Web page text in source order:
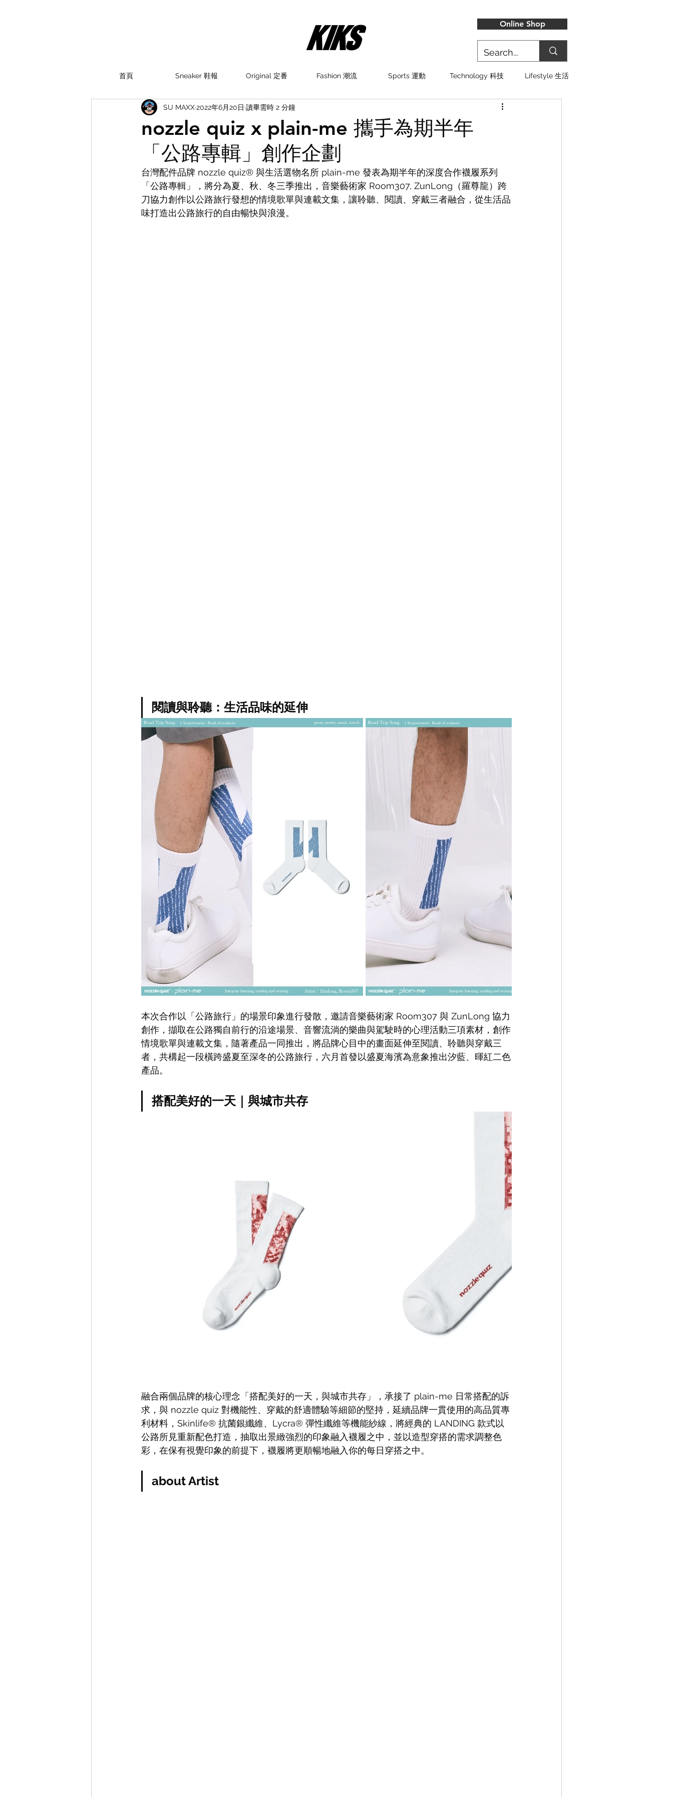
Online Shop
首頁 Sneaker 鞋報 Original 定番 Fashion 潮流 Sports 運動 Technology 科技 Lifestyle 生活
nozzle quiz x plain-me 攜手為期半年
「公路專輯」創作企劃
SU MAXX2022年6月20日 讀畢需時 2 分鐘
台灣配件品牌 nozzle quiz® 與生活選物名所 plain-me 發表為期半年的深度合作襪履系列
「公路專輯」，將分為夏、秋、冬三季推出，音樂藝術家 Room307, ZunLong（羅尊龍）跨
刀協力創作以公路旅行發想的情境歌單與連載文集，讓聆聽、閱讀、穿戴三者融合，從生活品
味打造出公路旅行的自由暢快與浪漫。
閱讀與聆聽：生活品味的延伸
本次合作以「公路旅行」的場景印象進行發散，邀請音樂藝術家 Room307 與 ZunLong 協力
創作，擷取在公路獨自前行的沿途場景、音響流淌的樂曲與駕駛時的心理活動三項素材，創作
情境歌單與連載文集，隨著產品一同推出，將品牌心目中的畫面延伸至閱讀、聆聽與穿戴三
者，共構起一段橫跨盛夏至深冬的公路旅行，六月首發以盛夏海濱為意象推出汐藍、暉紅二色
產品。
搭配美好的一天｜與城市共存
融合兩個品牌的核心理念「搭配美好的一天，與城市共存」，承接了 plain-me 日常搭配的訴
求，與 nozzle quiz 對機能性、穿戴的舒適體驗等細節的堅持，延續品牌一貫使用的高品質專
利材料，Skinlife® 抗菌銀纖維、Lycra® 彈性纖維等機能紗線，將經典的 LANDING 款式以
公路所見重新配色打造，抽取出景緻強烈的印象融入襪履之中，並以造型穿搭的需求調整色
彩，在保有視覺印象的前提下，襪履將更順暢地融入你的每日穿搭之中。
about Artist